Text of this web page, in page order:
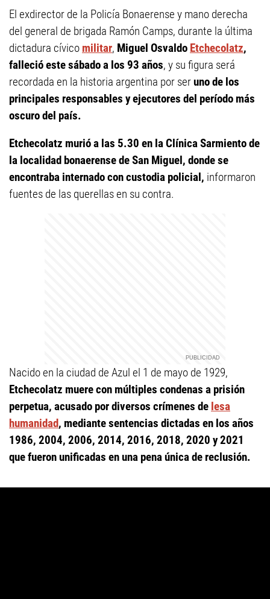
El exdirector de la Policía Bonaerense y mano derecha
del general de brigada Ramón Camps, durante la última
dictadura cívico militar, Miguel Osvaldo Etchecolatz,
falleció este sábado a los 93 años, y su figura será
recordada en la historia argentina por seruno de los
principales responsables y ejecutores del período más
oscuro del país.
Etchecolatz murió a las 5.30 en la Clínica Sarmiento de
la localidad bonaerense de San Miguel, donde se
encontraba internado con custodia policial, informaron
fuentes de las querellas en su contra.
Nacido en la ciudad de Azul el 1 de mayo de 1929,
Etchecolatz muere con múltiples condenas a prisión
perpetua, acusado por diversos crímenes de lesa
humanidad, mediante sentencias dictadas en los años
1986, 2004, 2006, 2014, 2016, 2018, 2020 y 2021
que fueron unificadas en una pena única de reclusión.